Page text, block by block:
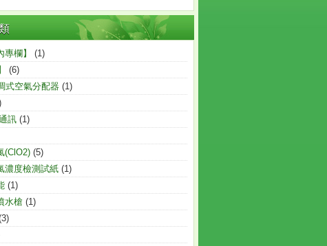
專欄】
(1)
(6)
式空氣分配器 (1)
訊 (1)
(ClO2) (5)
濃度檢測試紙 (1)
(1)
水槍 (1)